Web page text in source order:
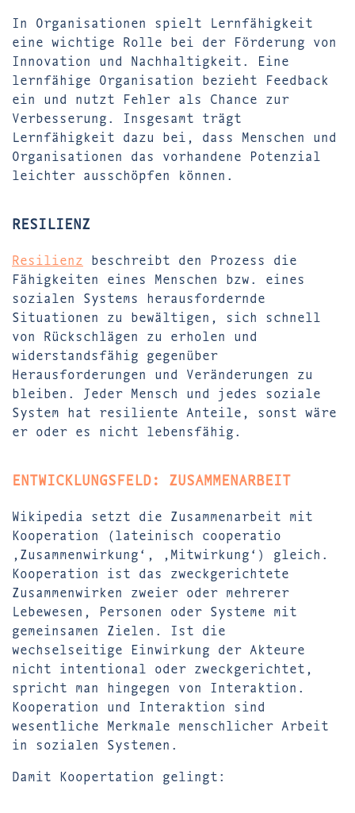
In Organisationen spielt Lernfähigkeit
eine wichtige Rolle bei der Förderung von
Innovation und Nachhaltigkeit. Eine
lernfähige Organisation bezieht Feedback
ein und nutzt Fehler als Chance zur
Verbesserung. Insgesamt trägt
Lernfähigkeit dazu bei, dass Menschen und
Organisationen das vorhandene Potenzial
leichter ausschöpfen können.
RESILIENZ
Resilienz beschreibt den Prozess die
Fähigkeiten eines Menschen bzw. eines
sozialen Systems herausfordernde
Situationen zu bewältigen, sich schnell
von Rückschlägen zu erholen und
widerstandsfähig gegenüber
Herausforderungen und Veränderungen zu
bleiben. Jeder Mensch und jedes soziale
System hat resiliente Anteile, sonst wäre
er oder es nicht lebensfähig.
ENTWICKLUNGSFELD: ZUSAMMENARBEIT
Wikipedia setzt die Zusammenarbeit mit
Kooperation (lateinisch cooperatio
‚Zusammenwirkung‘, ‚Mitwirkung‘) gleich.
Kooperation ist das zweckgerichtete
Zusammenwirken zweier oder mehrerer
Lebewesen, Personen oder Systeme mit
gemeinsamen Zielen. Ist die
wechselseitige Einwirkung der Akteure
nicht intentional oder zweckgerichtet,
spricht man hingegen von Interaktion.
Kooperation und Interaktion sind
wesentliche Merkmale menschlicher Arbeit
in sozialen Systemen.
Damit Koopertation gelingt: